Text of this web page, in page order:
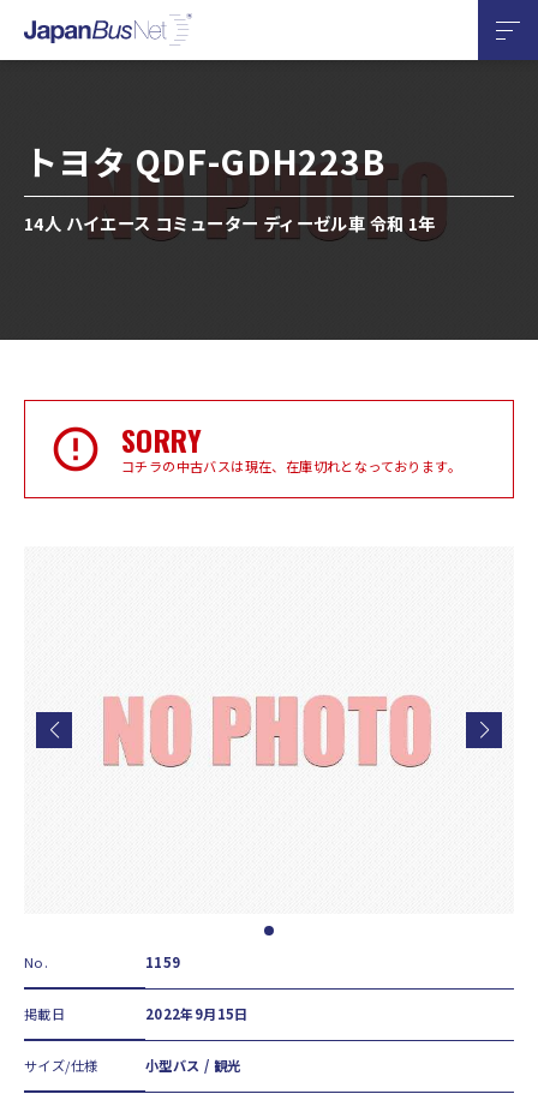
トヨタ QDF-GDH223B
14人 ハイエース コミューター ディーゼル車 令和 1年
SORRY
コチラの中古バスは現在、在庫切れとなっております。
No. 1159
掲載日 2022年9月15日
サイズ/仕様 小型バス / 観光